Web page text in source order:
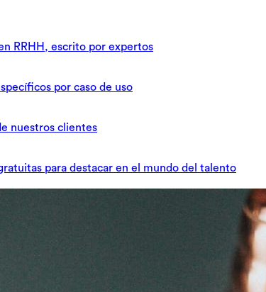
RRHH, escrito por expertos
por caso de uso
nuestros clientes
para destacar en el mundo del talento